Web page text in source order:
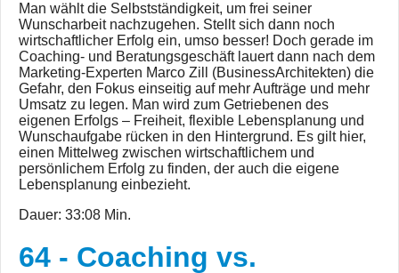
Man wählt die Selbstständigkeit, um frei seiner
Wunscharbeit nachzugehen. Stellt sich dann noch
wirtschaftlicher Erfolg ein, umso besser! Doch gerade im
Coaching- und Beratungsgeschäft lauert dann nach dem
Marketing-Experten Marco Zill (BusinessArchitekten) die
Gefahr, den Fokus einseitig auf mehr Aufträge und mehr
Umsatz zu legen. Man wird zum Getriebenen des
eigenen Erfolgs – Freiheit, flexible Lebensplanung und
Wunschaufgabe rücken in den Hintergrund. Es gilt hier,
einen Mittelweg zwischen wirtschaftlichem und
persönlichem Erfolg zu finden, der auch die eigene
Lebensplanung einbezieht.
Dauer: 33:08 Min.
64 - Coaching vs.